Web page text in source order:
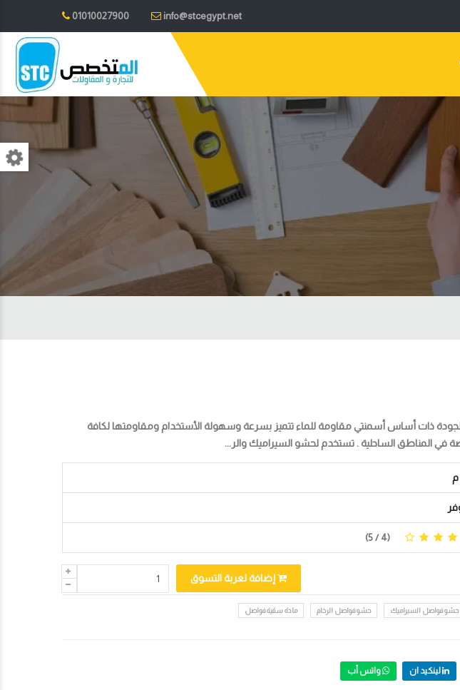
01010027900 info@stcegypt.net
ذات أساس أسمنتي مقاومة للماء تتميز بسرعة وسهولة الأستخدام ومقاومتها لكافة
في المناطق الساحلية . تستخدم لحشو السيراميك والر...
(
4
/ 5)
إضافة لعربة التسوق
حشو فواصل السيراميك حشو فواصل الرخام مادة سقية فواصل
لينكيد ان واتس أب